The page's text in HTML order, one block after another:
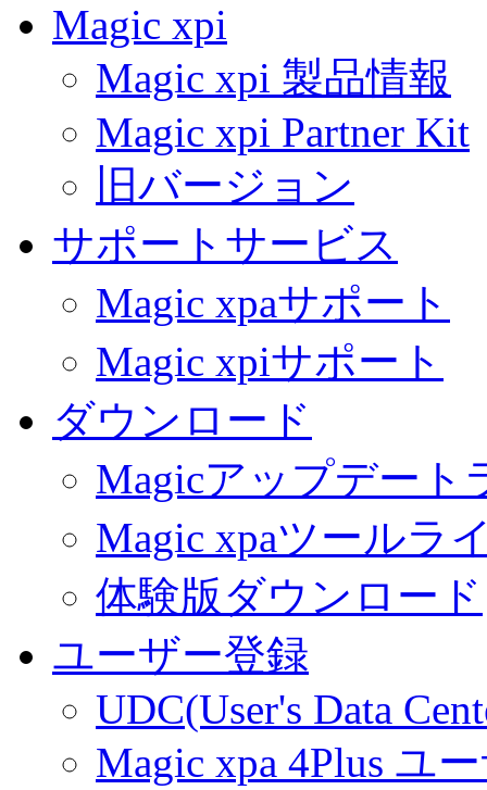
Magic xpi
Magic xpi 製品情報
Magic xpi Partner Kit
旧バージョン
サポートサービス
Magic xpaサポート
Magic xpiサポート
ダウンロード
Magicアップデート
Magic xpaツールラ
体験版ダウンロード
ユーザー登録
UDC(User's Data
Magic xpa 4Plus ユ